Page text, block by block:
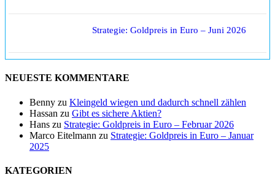
Strategie: Goldpreis in Euro – Juni 2026
NEUESTE KOMMENTARE
Benny zu Kleingeld wiegen und dadurch schnell zählen
Hassan zu Gibt es sichere Aktien?
Hans zu Strategie: Goldpreis in Euro – Februar 2026
Marco Eitelmann zu Strategie: Goldpreis in Euro – Januar
2025
KATEGORIEN